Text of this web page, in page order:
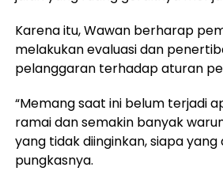
Karena itu, Wawan berharap
melakukan evaluasi dan
pelanggaran terhadap aturan
“Memang saat ini belum terjadi
ramai dan semakin banyak
yang tidak diinginkan, siapa
pungkasnya.